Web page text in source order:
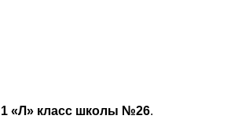
1 «Л» класс школы №26.